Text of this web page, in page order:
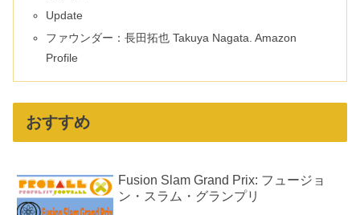
Update
ファウンダー：長田拓也 Takuya Nagata. Amazon
Profile
おすすめ
Fusion Slam Grand Prix: フュージョ
ン・スラム・グランプリ